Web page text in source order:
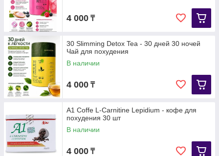
4 000 ₸
30 Slimming Detox Tea - 30 дней 30 ночей
Чай для похудения
В наличии
4 000 ₸
A1 Coffe L-Carnitine Lepidium - кофе для
похудения 30 шт
В наличии
4 000 ₸